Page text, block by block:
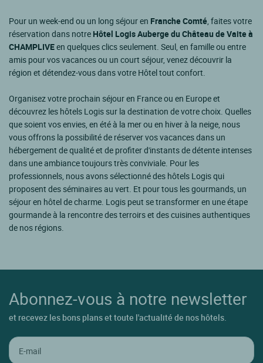
Pour un week-end ou un long séjour en Franche Comté, faites votre
réservation dans notre Hôtel Logis Auberge du Château de Vaite à
CHAMPLIVEen quelques clics seulement. Seul, en famille ou entre
amis pour vos vacances ou un court séjour, venez découvrir la
région et détendez-vous dans votre Hôtel tout confort.
Organisez votre prochain séjour en France ou en Europe et
découvrez les hôtels Logis sur la destination de votre choix. Quelles
que soient vos envies, en été à la mer ou en hiver à la neige, nous
vous offrons la possibilité de réserver vos vacances dans un
hébergement de qualité et de profiter d'instants de détente intenses
dans une ambiance toujours très conviviale. Pour les
professionnels, nous avons sélectionné des hôtels Logis qui
proposent des séminaires au vert. Et pour tous les gourmands, un
séjour en hôtel de charme. Logis peut se transformer en une étape
gourmande à la rencontre des terroirs et des cuisines authentiques
de nos régions.
Abonnez-vous à notre newsletter
et recevez les bons plans et toute l'actualité de nos hôtels.